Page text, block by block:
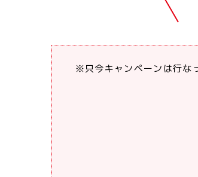
※只今キャンペーンは行な